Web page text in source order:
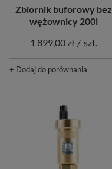
Zbiornik buforowy bez
wężownicy 200l
1 899,00 zł / szt.
+ Dodaj do porównania